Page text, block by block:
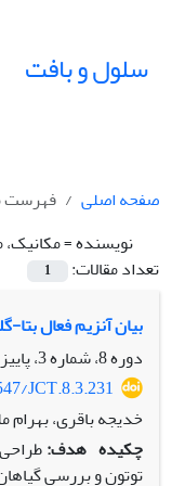
سلول و بافت
صفحه اصلی
فهرست
نویسنده =
تعداد مقالات:
1
بیان آنزیم فعال بتا-
دوره 8، شماره 3، پاییز 1396، صفحه
JCT.8.3.231
خدیجه باقری، بهرام
چکیده هدف:
توتون و بررسی